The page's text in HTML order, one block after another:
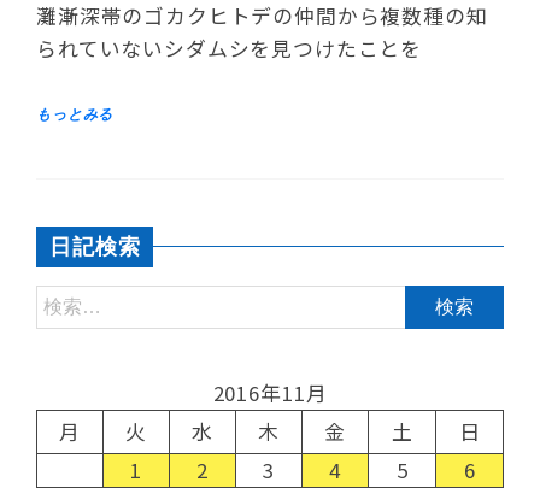
灘漸深帯のゴカクヒトデの仲間から複数種の知
られていないシダムシを見つけたことを
日記検索
2016年11月
月
火 水 木 金 土
日
1
2 3 4 5
6